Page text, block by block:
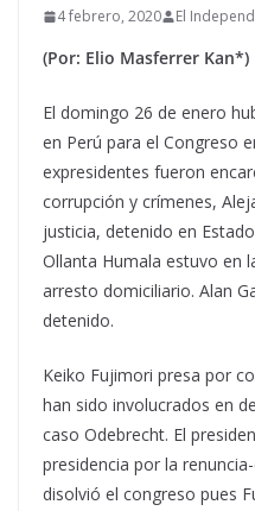
4 febrero, 2020 El
(Por: Elio Masferrer Kan*)
El domingo 26 de enero
en Perú para el Congreso
expresidentes fueron
corrupción y crímenes,
justicia, detenido en
Ollanta Humala estuvo en
arresto domiciliario. Alan
detenido.
Keiko Fujimori presa por
han sido involucrados en
caso Odebrecht. El
presidencia por la
disolvió el congreso pues